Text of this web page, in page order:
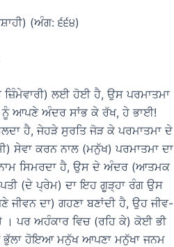
(ਅੰਗ: ੬੬੪)
ਜ਼ਿੰਮੇਵਾਰੀ) ਲਈ ਹੋਈ ਹੈ, ਉਸ ਪਰਮਾਤਮਾ
ਨੂੰ ਆਪਣੇ ਅੰਦਰ ਸਾਂਭ ਕੇ ਰੱਖ, ਹੇ ਭਾਈ!
ਹੈ, ਜੇਹੜੇ ਸੁਰਤਿ ਜੋੜ ਕੇ ਪਰਮਾਤਮਾ ਦੇ
ਸੇਵਾ ਕਰਨ ਨਾਲ (ਮਨੁੱਖ) ਪਰਮਾਤਮਾ ਦਾ
ਨਾਮ ਸਿਮਰਦਾ ਹੈ, ਉਸ ਦੇ ਅੰਦਰ (ਆਤਮਕ
(ਦੇ ਪ੍ਰੇਮ) ਦਾ ਇਹ ਗੂੜ੍ਹਾ ਰੰਗ ਉਸ
ਦਾ) ਗਹਣਾ ਬਣਾਂਦੀ ਹੈ, ਉਹ ਜੀਵ-
ਪਰ ਅਹੰਕਾਰ ਵਿਚ (ਰਹਿ ਕੇ) ਕੋਈ ਭੀ
ਭੁੱਲਾ ਹੋਇਆ ਮਨੁੱਖ ਆਪਣਾ ਮਨੁੱਖਾ ਜਨਮ